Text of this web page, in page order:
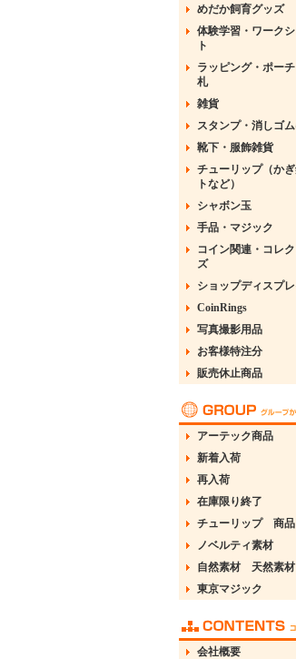
めだか飼育グッズ
体験学習・ワーク
ト
ラッピング・ポー
札
雑貨
スタンプ・消しゴ
靴下・服飾雑貨
チューリップ（か
トなど）
シャボン玉
手品・マジック
コイン関連・コレ
ズ
ショップディスプ
CoinRings
写真撮影用品
お客様特注分
販売休止商品
アーテック商品
新着入荷
再入荷
在庫限り終了
チューリップ 商品
ノベルティ素材
自然素材 天然素材
東京マジック
会社概要